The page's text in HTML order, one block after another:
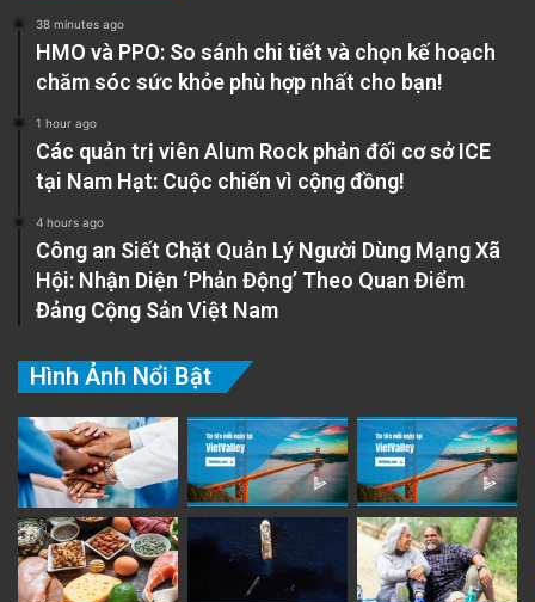
38 minutes ago
HMO và PPO: So sánh chi tiết và chọn kế hoạch
chăm sóc sức khỏe phù hợp nhất cho bạn!
1 hour ago
Các quản trị viên Alum Rock phản đối cơ sở ICE
tại Nam Hạt: Cuộc chiến vì cộng đồng!
4 hours ago
Công an Siết Chặt Quản Lý Người Dùng Mạng Xã
Hội: Nhận Diện ‘Phản Động’ Theo Quan Điểm
Đảng Cộng Sản Việt Nam
Hình Ảnh Nổi Bật